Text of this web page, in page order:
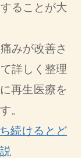
ることが大
みが改善さ
詳しく整理
再生医療を
。
続けるとど